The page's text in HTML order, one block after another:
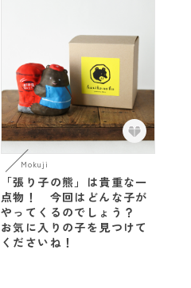
Mokuji
「張り子の熊」は貴重な一
点物！ 今回はどんな子が
やってくるのでしょう？
お気に入りの子を見つけて
くださいね！